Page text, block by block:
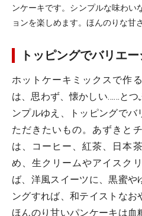
ンケーキです。シンプルな味わい
ョンを楽しめます。ほんのりな甘
トッピングでバリエ
ホットケーキミックスで作
は、思わず、懐かしい……と
ンプルゆえ、トッピングで
ただきたいもの。あずきと
は、コーヒー、紅茶、日本
め、生クリームやアイスク
ば、洋風スイーツに、黒蜜
ングすれば、和テイストなお
ほんのり甘いパンケーキは血